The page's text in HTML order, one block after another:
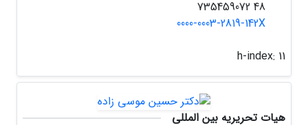
0000-0003-2819-142X
h-index: 11
هیات تحریریه بین المللی